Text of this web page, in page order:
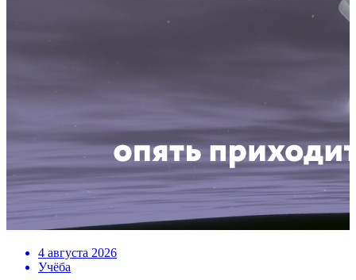
4 августа 2026
Учёба